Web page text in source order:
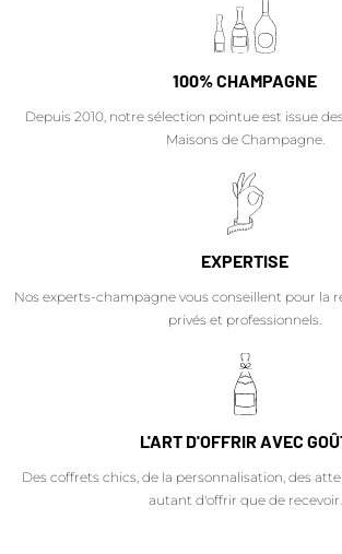
100% CHAMPAGNE
Depuis 2010, notre sélection pointue est issue
Maisons de Champagne.
EXPERTISE
Nos experts-champagne vous conseillent pour la
privés et professionnels.
L'ART D'OFFRIR AVEC
Des coffrets chics, de la personnalisation, des
autant d'offrir que de recevoir.